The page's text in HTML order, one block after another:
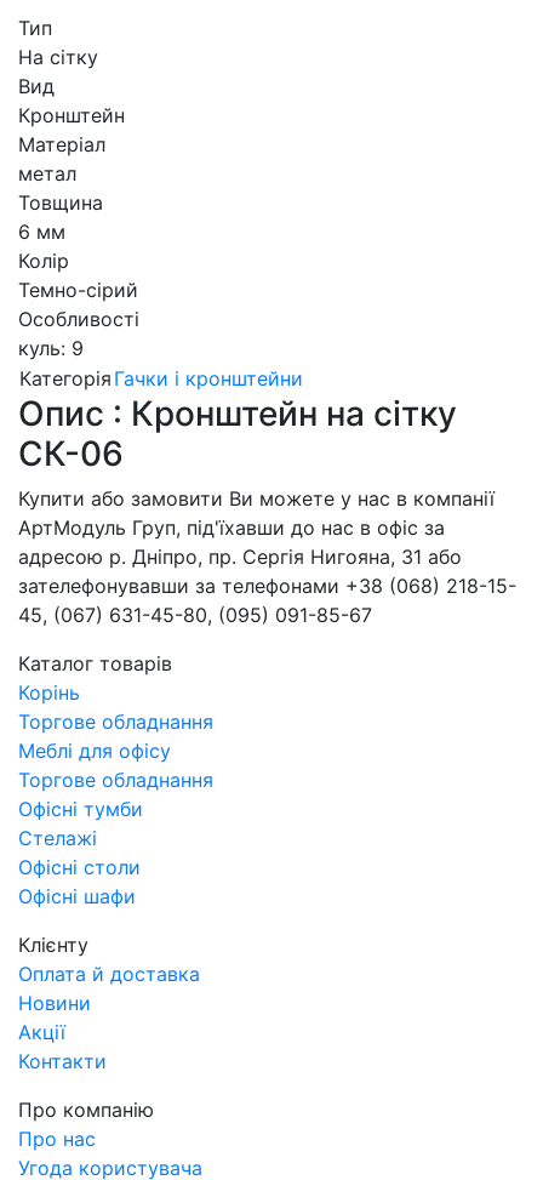
Тип
На сітку
Вид
Кронштейн
Матеріал
метал
Товщина
6 мм
Колір
Темно-сірий
Особливості
куль: 9
Категорія Гачки і кронштейни
Опис : Кронштейн на сітку
СК-06
Купити або замовити Ви можете у нас в компанії
АртМодуль Груп, під'їхавши до нас в офіс за
адресою р. Дніпро, пр. Сергія Нигояна, 31 або
зателефонувавши за телефонами +38 (068) 218-15-
45, (067) 631-45-80, (095) 091-85-67
Каталог товарів
Корінь
Торгове обладнання
Меблі для офісу
Торгове обладнання
Офісні тумби
Стелажі
Офісні столи
Офісні шафи
Клієнту
Оплата й доставка
Новини
Акції
Контакти
Про компанію
Про нас
Угода користувача